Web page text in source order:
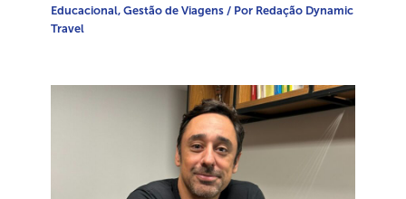
Educacional,Gestão de Viagens / Por Redação Dynamic
Travel